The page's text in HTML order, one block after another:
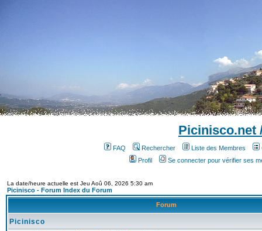
Picinisco.net
FAQ Rechercher Liste des Membres
Profil
Se connecter pour vérifier ses
La date/heure actuelle est Jeu Aoû 06, 2026 5:30 am
Picinisco - Forum Index du Forum
Forum
Picinisco